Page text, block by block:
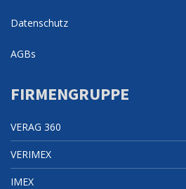
Datenschutz
AGBs
FIRMENGRUPPE
VERAG 360
VERIMEX
IMEX